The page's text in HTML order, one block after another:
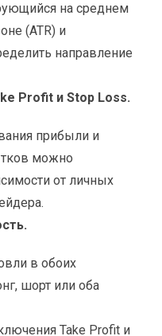
на среднем
(ATR) и
направление
Profit и Stop Loss.
прибыли и
можно
от личных
в обоих
шорт или оба
Take Profit и